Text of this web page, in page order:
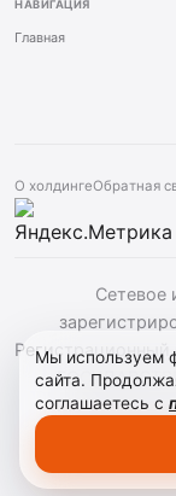
НАВИГАЦИЯ
Главная
О холдингеОбратная
Сетевое
Мы используем
сайта.
соглашаетесь с